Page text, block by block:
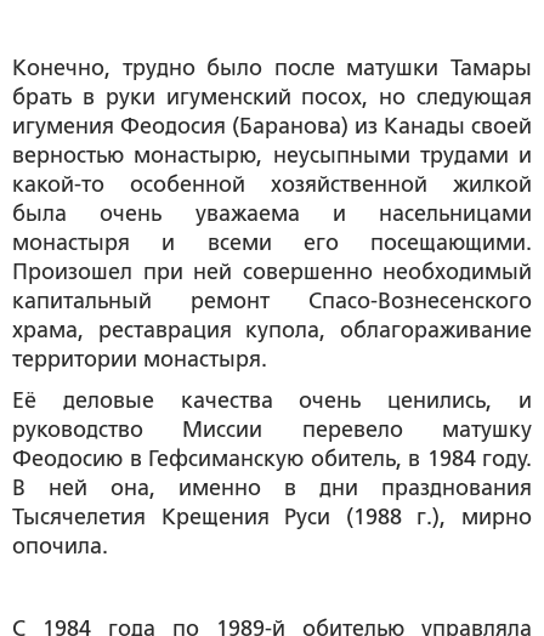
Конечно, трудно было после матушки Тамары
брать в руки игуменский посох, но следующая
игумения Феодосия (Баранова) из Канады своей
верностью монастырю, неусыпными трудами и
какой-то особенной хозяйственной жилкой
была очень уважаема и насельницами
монастыря и всеми его посещающими.
Произошел при ней совершенно необходимый
капитальный ремонт Спасо-Вознесенского
храма, реставрация купола, облагораживание
территории монастыря.
Её деловые качества очень ценились, и
руководство Миссии перевело матушку
Феодосию в Гефсиманскую обитель, в 1984 году.
В ней она, именно в дни празднования
Тысячелетия Крещения Руси (1988 г.), мирно
опочила.
С 1984 года по 1989-й обителью управляла